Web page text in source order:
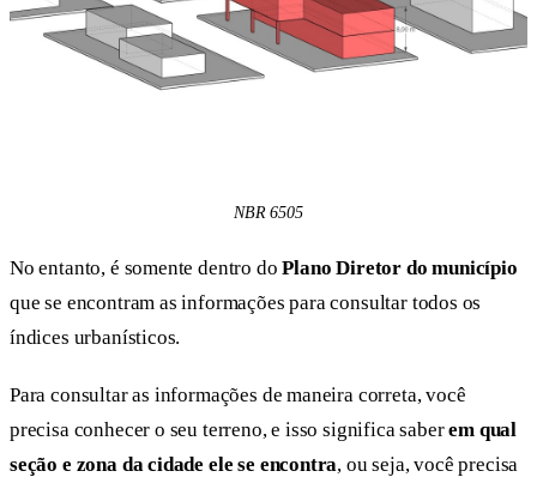
NBR 6505
No entanto, é somente dentro do Plano Diretor do município
que se encontram as informações para consultar todos os
índices urbanísticos.
Para consultar as informações de maneira correta, você
precisa conhecer o seu terreno, e isso significa saberem qual
seção e zona da cidade ele se encontra, ou seja, você precisa